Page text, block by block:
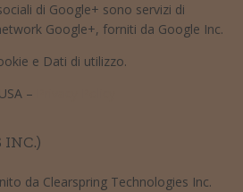
di Google+ sono servizi di
Google+, forniti da Google Inc.
e Dati di utilizzo.
–
INC.)
da Clearspring Technologies Inc.